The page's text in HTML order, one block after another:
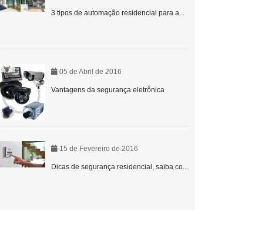
3 tipos de automação residencial para a...
05 de Abril de 2016
Vantagens da segurança eletrônica
15 de Fevereiro de 2016
Dicas de segurança residencial, saiba co...